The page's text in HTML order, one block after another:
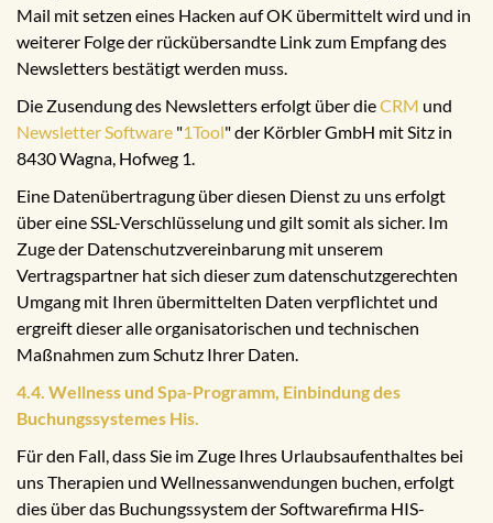
Mail mit setzen eines Hacken auf OK übermittelt wird und in
weiterer Folge der rückübersandte Link zum Empfang des
Newsletters bestätigt werden muss.
Die Zusendung des Newsletters erfolgt über dieCRM und
Newsletter Software "1Tool" der Körbler GmbH mit Sitz in
8430 Wagna, Hofweg 1.
Eine Datenübertragung über diesen Dienst zu uns erfolgt
über eine SSL-Verschlüsselung und gilt somit als sicher. Im
Zuge der Datenschutzvereinbarung mit unserem
Vertragspartner hat sich dieser zum datenschutzgerechten
Umgang mit Ihren übermittelten Daten verpflichtet und
ergreift dieser alle organisatorischen und technischen
Maßnahmen zum Schutz Ihrer Daten.
4.4. Wellness und Spa-Programm, Einbindung des
Buchungssystemes His.
Für den Fall, dass Sie im Zuge Ihres Urlaubsaufenthaltes bei
uns Therapien und Wellnessanwendungen buchen, erfolgt
dies über das Buchungssystem der Softwarefirma HIS-